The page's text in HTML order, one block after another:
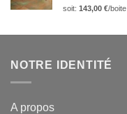
soit: 143,00 €/boite
NOTRE IDENTITÉ
A propos